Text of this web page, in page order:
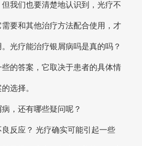
我们也要清楚地认识到，光疗不
要和其他治疗方法配合使用，才
光疗能治疗银屑病吗是真的吗？
的答案，它取决于患者的具体情
选择。
，还有哪些疑问呢？
良反应？ 光疗确实可能引起一些